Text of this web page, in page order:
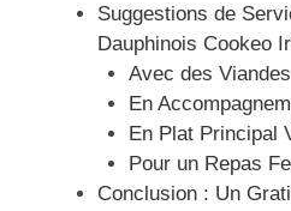
Suggestions de
Dauphinois Cookeo
Avec des
En
En Plat Principal
Pour un Repas
Conclusion : Un